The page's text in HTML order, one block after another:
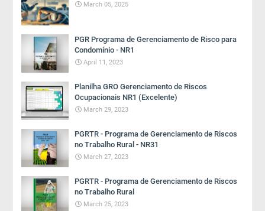
March 05, 2025
PGR Programa de Gerenciamento de Risco para
Condomínio - NR1
April 11, 2023
Planilha GRO Gerenciamento de Riscos
Ocupacionais NR1 (Excelente)
March 29, 2023
PGRTR - Programa de Gerenciamento de Riscos
no Trabalho Rural - NR31
March 27, 2023
PGRTR - Programa de Gerenciamento de Riscos
no Trabalho Rural
March 25, 2023